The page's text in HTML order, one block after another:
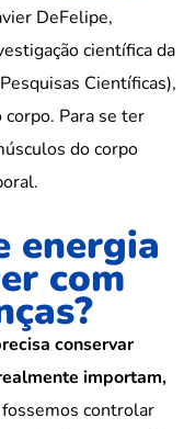
DeFelipe,
científica da
Científicas),
Para se ter
do corpo
energia
com
conservar
importam,
fossemos controlar